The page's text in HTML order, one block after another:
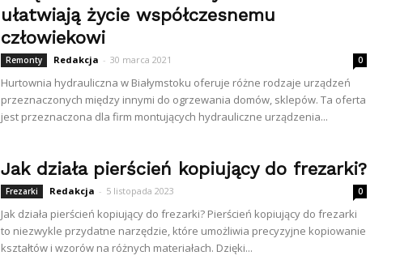
ułatwiają życie współczesnemu
człowiekowi
Remonty Redakcja - 30 marca 2021 0
Hurtownia hydrauliczna w Białymstoku oferuje różne rodzaje urządzeń
przeznaczonych między innymi do ogrzewania domów, sklepów. Ta oferta
jest przeznaczona dla firm montujących hydrauliczne urządzenia...
Jak działa pierścień kopiujący do frezarki?
Frezarki Redakcja - 5 listopada 2023 0
Jak działa pierścień kopiujący do frezarki? Pierścień kopiujący do frezarki
to niezwykle przydatne narzędzie, które umożliwia precyzyjne kopiowanie
kształtów i wzorów na różnych materiałach. Dzięki...